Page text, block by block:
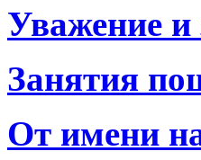
Уважение и
Занятия
От имени